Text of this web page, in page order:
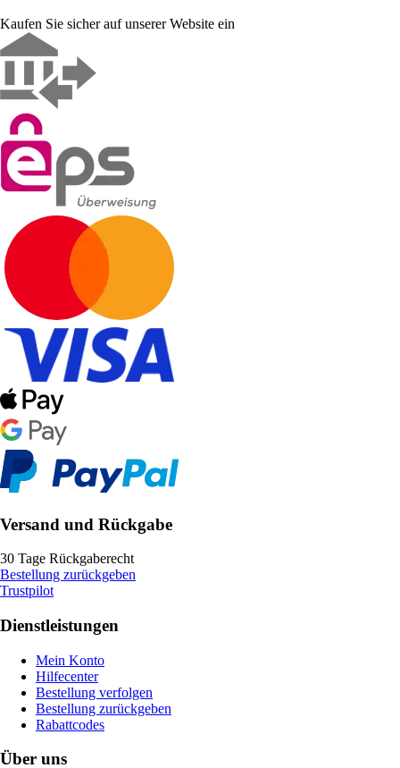
Kaufen Sie sicher auf unserer Website ein
Versand und Rückgabe
30 Tage Rückgaberecht
Bestellung zurückgeben
Trustpilot
Dienstleistungen
Mein Konto
Hilfecenter
Bestellung verfolgen
Bestellung zurückgeben
Rabattcodes
Über uns